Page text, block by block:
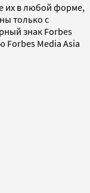
их в любой форме,
только с
знак Forbes
Forbes Media Asia